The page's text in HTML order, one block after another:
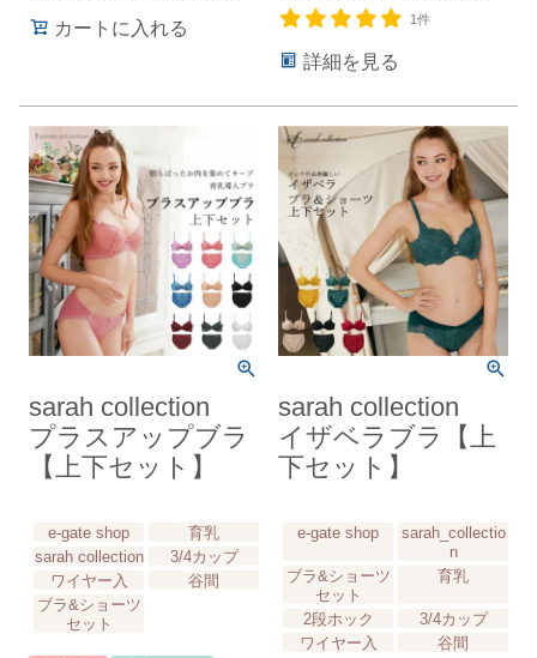
カートに入れる 1件
詳細を見る
sarah collection
プラスアップブラ
【上下セット】
e-gate shop
育乳
sarah collection
3/4カップ
ワイヤー入
谷間
ブラ&ショーツ
セット
sarah collection
イザベラブラ【上
下セット】
e-gate shop
sarah_collectio
n
ブラ&ショーツ
セット
育乳
2段ホック
3/4カップ
ワイヤー入
谷間